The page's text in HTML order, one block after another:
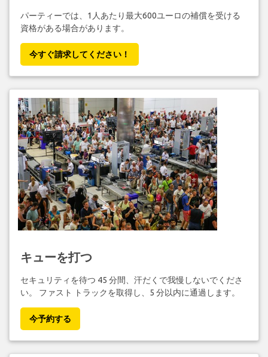
パーティーでは、1人あたり最大600ユーロの補償を受ける
資格がある場合があります。
今すぐ請求してください！
キューを打つ
セキュリティを待つ 45 分間、汗だくで我慢しないでくださ
い。 ファスト トラックを取得し、5 分以内に通過します。
今予約する